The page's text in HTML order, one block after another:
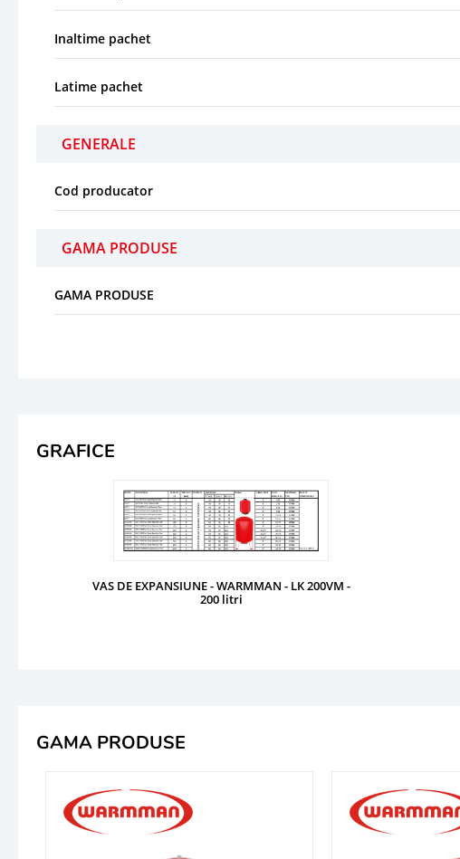
Inaltime pachet
Latime pachet
GENERALE
Cod producator
GAMA PRODUSE
GAMA PRODUSE
GRAFICE
VAS DE EXPANSIUNE - WARMMAN - LK 200VM -
200 litri
GAMA PRODUSE